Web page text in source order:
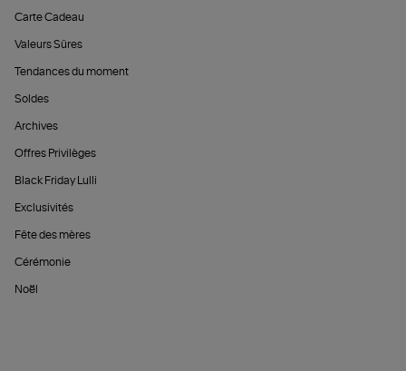
Carte Cadeau
Valeurs Sûres
Tendances du moment
Soldes
Archives
Offres Privilèges
Black Friday Lulli
Exclusivités
Fête des mères
Cérémonie
Noël